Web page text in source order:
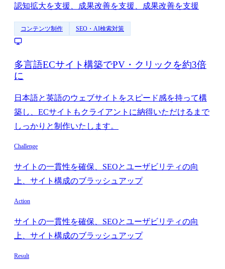
認知拡大を支援、成果改善を支援、成果改善を支援
コンテンツ制作 SEO・AI検索対策
多言語ECサイト構築でPV・クリックを約3倍
に
日本語と英語のウェブサイトをスピード感を持って構
築し、ECサイトもクライアントに納得いただけるまで
しっかりと制作いたします。
Challenge
サイトの一貫性を確保、SEOとユーザビリティの向
上、サイト構成のブラッシュアップ
Action
サイトの一貫性を確保、SEOとユーザビリティの向
上、サイト構成のブラッシュアップ
Result